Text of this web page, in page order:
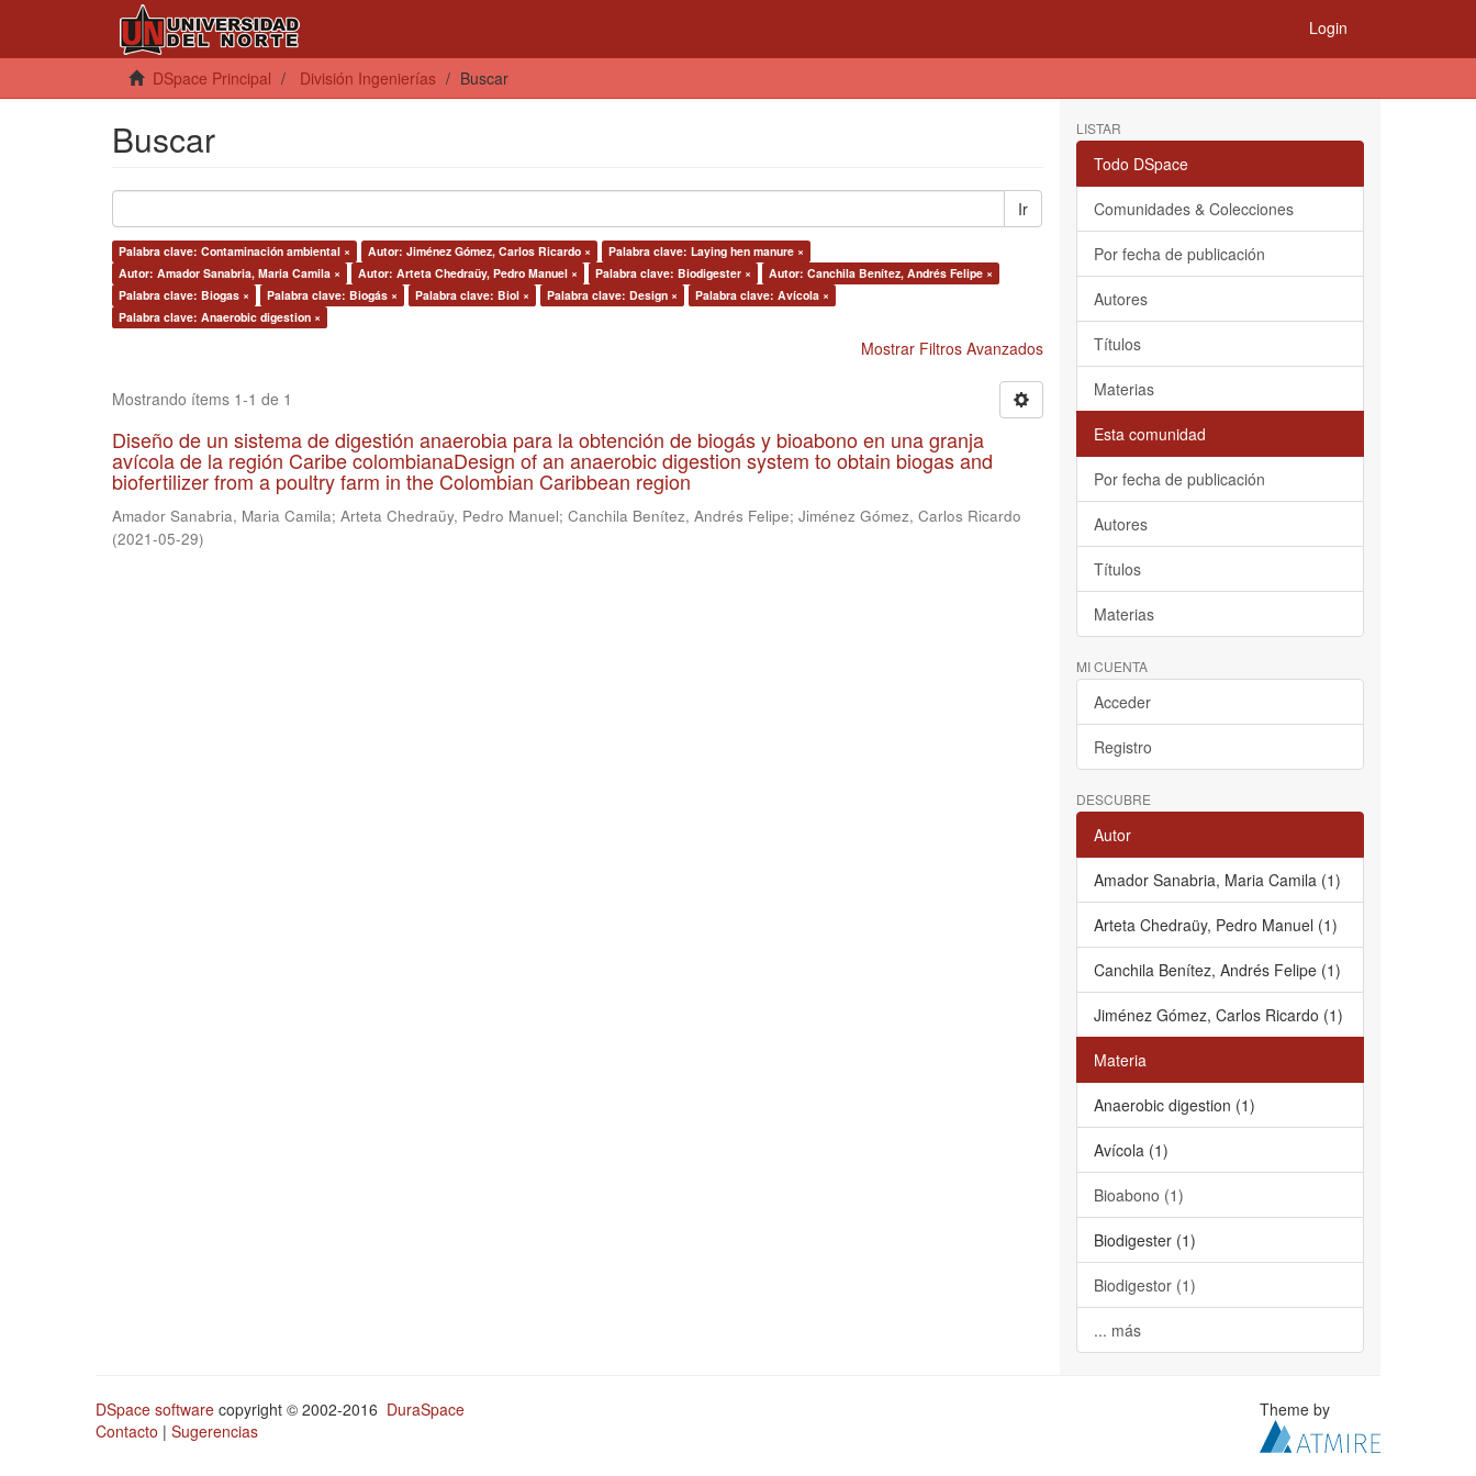
Login
DSpace Principal División Ingenierías Buscar
Buscar
Ir
Palabra clave: Contaminación ambiental × Autor: Jiménez Gómez, Carlos Ricardo ×
Palabra clave: Laying hen manure ×
Autor: Amador Sanabria, Maria Camila ×
Autor: Arteta Chedraüy, Pedro Manuel × Palabra clave: Biodigester ×
Autor: Canchila Benítez, Andrés Felipe ×
Palabra clave: Biogas ×
Palabra clave: Biogás × Palabra clave: Biol × Palabra clave: Design ×
Palabra clave: Avícola ×
Palabra clave: Anaerobic digestion ×
Mostrar Filtros Avanzados
Mostrando ítems 1-1 de 1
Diseño de un sistema de digestión anaerobia para la obtención de biogás y bioabono en una granja
avícola de la región Caribe colombianaDesign of an anaerobic digestion system to obtain biogas and
biofertilizer from a poultry farm in the Colombian Caribbean region
Amador Sanabria, Maria Camila; Arteta Chedraüy, Pedro Manuel; Canchila Benítez, Andrés Felipe; Jiménez Gómez, Carlos Ricardo
(2021-05-29)
LISTAR
Todo DSpace
Comunidades & Colecciones
Por fecha de publicación
Autores
Títulos
Materias
Esta comunidad
Por fecha de publicación
Autores
Títulos
Materias
MI CUENTA
Acceder
Registro
DESCUBRE
Autor
Amador Sanabria, Maria Camila (1)
Arteta Chedraüy, Pedro Manuel (1)
Canchila Benítez, Andrés Felipe (1)
Jiménez Gómez, Carlos Ricardo (1)
Materia
Anaerobic digestion (1)
Avícola (1)
Bioabono (1)
Biodigester (1)
Biodigestor (1)
... más
DSpace software copyright © 2002-2016 DuraSpace
Contacto | Sugerencias
Theme by